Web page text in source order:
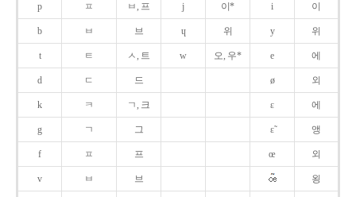
p ㅍ ㅂ, 프 j 이* i 이
b ㅂ 브 ɥ 위 y 위
t ㅌ ㅅ, 트 w 오, 우* e 에
d ㄷ 드 ø 외
k ㅋ ㄱ, 크 ɛ 에
g ㄱ 그 ɛ̃ 앵
f ㅍ 프 œ 외
v ㅂ 브 욍